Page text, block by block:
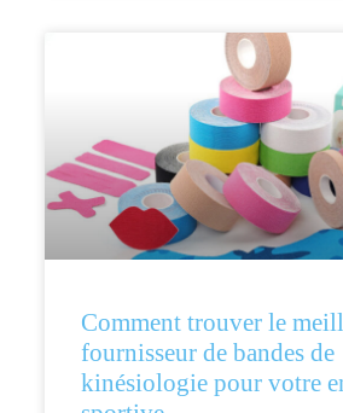
Comment trouver le
fournisseur de bandes de
kinésiologie pour votre